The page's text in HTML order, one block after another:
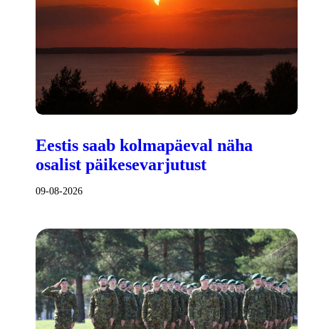
Eestis saab kolmapäeval näha
osalist päikesevarjutust
09-08-2026